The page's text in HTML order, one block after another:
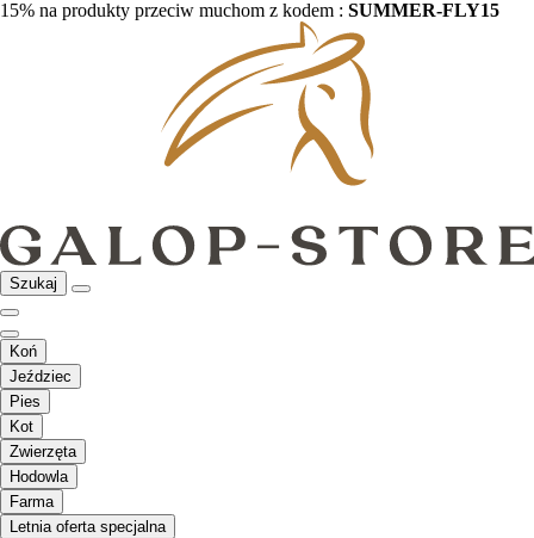
15% na produkty przeciw muchom z kodem : SUMMER-FLY15
Szukaj
Koń
Jeździec
Pies
Kot
Zwierzęta
Hodowla
Farma
Letnia oferta specjalna